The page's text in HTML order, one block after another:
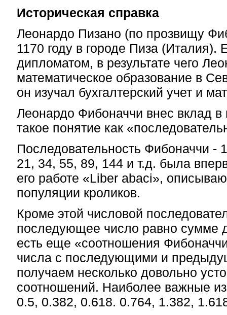
Историческая справка
Леонардо Пизано (по прозвищу
1170 году в городе Пиза (Италия).
дипломатом, в результате чего
математическое образование в
он изучал бухгалтерский учет и
Леонардо Фибоначчи внес вклад в
такое понятие как
Последовательность Фибоначчи -
21, 34, 55, 89, 144 и т.д. была
его работе «Liber abaci»,
популяции кроликов.
Кроме этой числовой
последующее число равно сумме
есть еще «соотношения
числа с последующими и
получаем несколько довольно
соотношений. Наиболее важные
0.5, 0.382, 0.618. 0.764, 1.382,